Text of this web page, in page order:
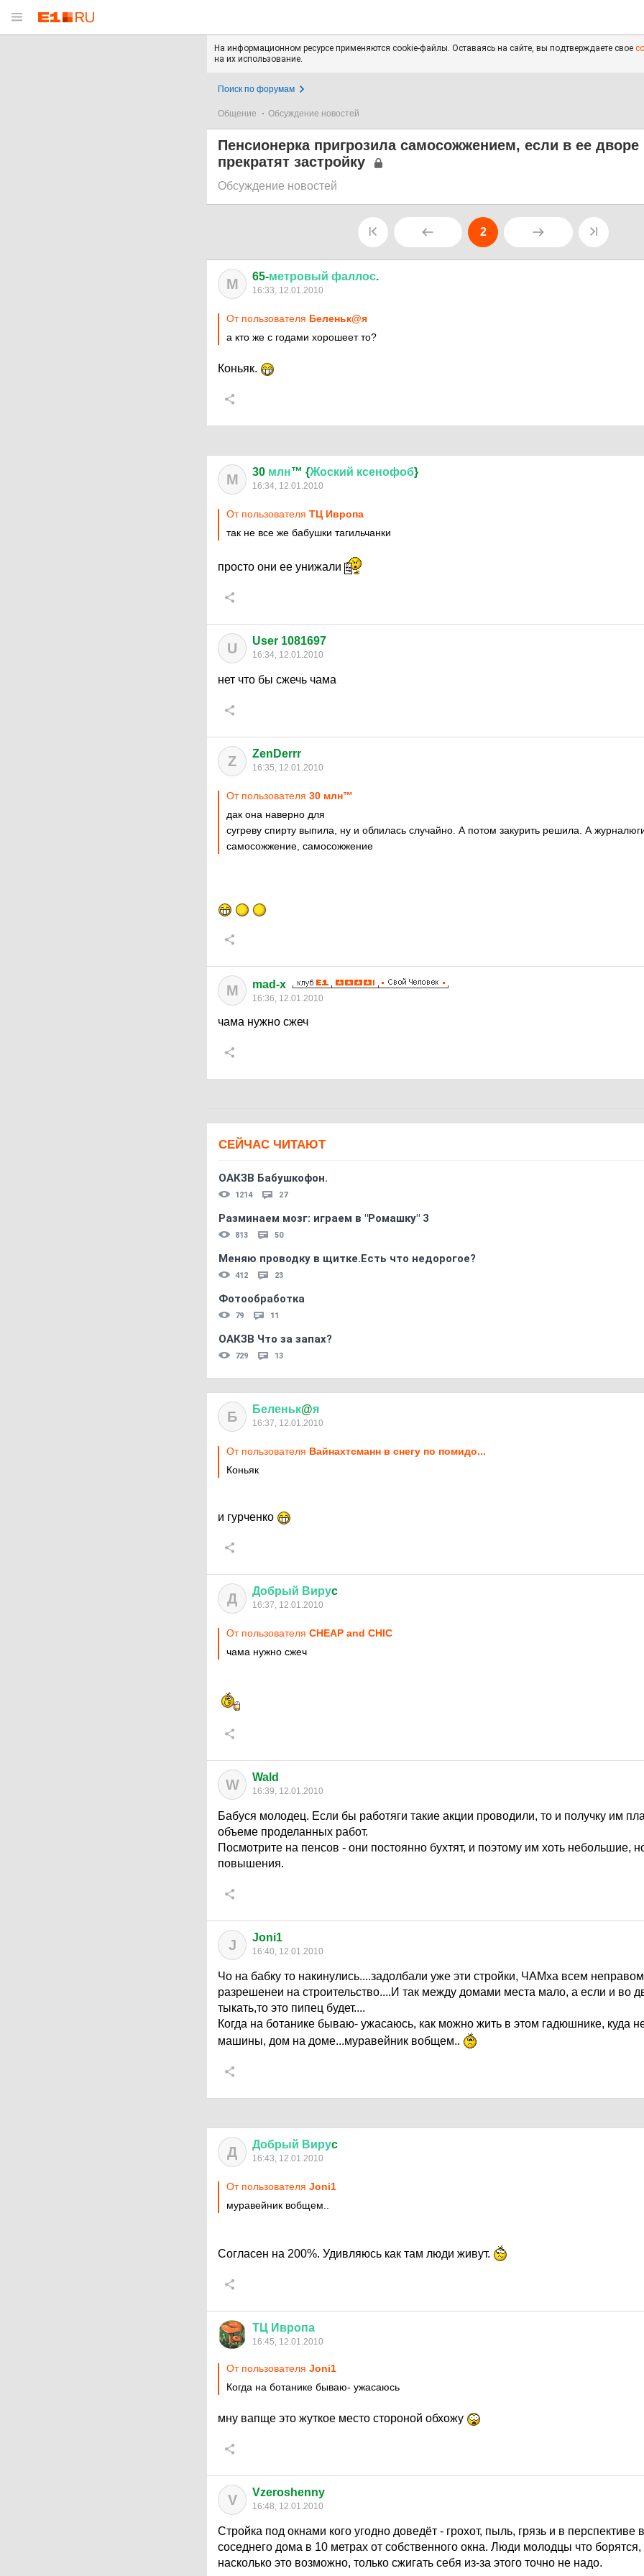
На информационном ресурсе применяются cookie-файлы. Оставаясь на сайте, вы подтверждаете свое
на их использование.
Поиск по форумам
Общение Обсуждение новостей
Пенсионерка пригрозила самосожжением, если в ее дворе
прекратят застройку
Обсуждение новостей
2
М 65-метровый фаллос.
16:33, 12.01.2010
От пользователя Беленьк@я
а кто же с годами хорошеет то?
Коньяк.
М 30 млн™ {Жоский ксенофоб}
16:34, 12.01.2010
От пользователя ТЦ Ивропа
так не все же бабушки тагильчанки
просто они ее унижали
U User 1081697
16:34, 12.01.2010
нет что бы сжечь чама
Z ZenDerrr
16:35, 12.01.2010
От пользователя 30 млн™
дак она наверно для
сугреву спирту выпила, ну и облилась случайно. А потом закурить решила. А
самосожжение, самосожжение
M mad-x
16:36, 12.01.2010
чама нужно сжеч
СЕЙЧАС ЧИТАЮТ
ОАКЗВ Бабушкофон.
1214 27
Разминаем мозг: играем в "Ромашку" 3
813 50
Меняю проводку в щитке.Есть что недорогое?
412 23
Фотообработка
79 11
ОАКЗВ Что за запах?
729 13
Б Беленьк@я
16:37, 12.01.2010
От пользователя Вайнахтсманн в снегу по помидо...
Коньяк
и гурченко
Д Добрый Вируc
16:37, 12.01.2010
От пользователя CHEAP and CHIC
чама нужно сжеч
W Wald
16:39, 12.01.2010
Бабуся молодец. Если бы работяги такие акции проводили, то и получку им
объеме проделанных работ.
Посмотрите на пенсов - они постоянно бухтят, и поэтому им хоть небольшие,
повышения.
J Joni1
16:40, 12.01.2010
Чо на бабку то накинулись....задолбали уже эти стройки, ЧАМха всем
разрешенеи на строительство....И так между домами места мало, а если и во
тыкать,то это пипец будет....
Когда на ботанике бываю- ужасаюсь, как можно жить в этом гадюшнике, куда
машины, дом на доме...муравейник вобщем..
Д Добрый Вируc
16:43, 12.01.2010
От пользователя Joni1
муравейник вобщем..
Согласен на 200%. Удивляюсь как там люди живут.
ТЦ Ивропа
16:45, 12.01.2010
От пользователя Joni1
Когда на ботанике бываю- ужасаюсь
мну вапще это жуткое место стороной обхожу
V Vzeroshenny
16:48, 12.01.2010
Стройка под окнами кого угодно доведёт - грохот, пыль, грязь и в перспективе
соседнего дома в 10 метрах от собственного окна. Люди молодцы что
насколько это возможно, только сжигать себя из-за этого точно не надо.